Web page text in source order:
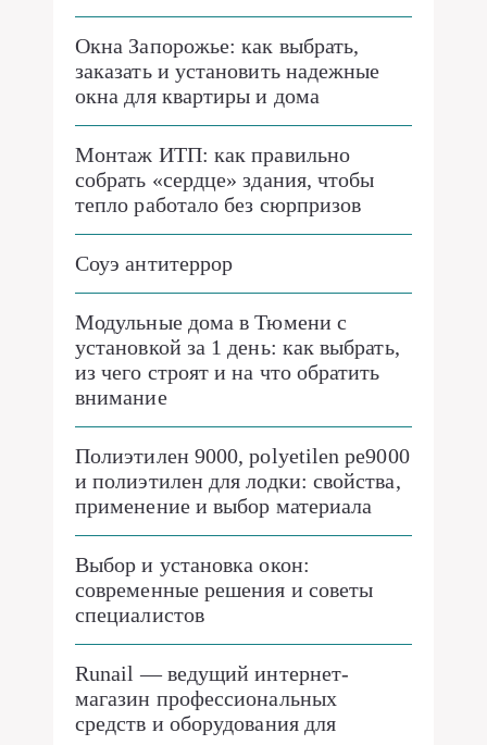
Окна Запорожье: как выбрать,
заказать и установить надежные
окна для квартиры и дома
Монтаж ИТП: как правильно
собрать «сердце» здания, чтобы
тепло работало без сюрпризов
Соуэ антитеррор
Модульные дома в Тюмени с
установкой за 1 день: как выбрать,
из чего строят и на что обратить
внимание
Полиэтилен 9000, polyetilen pe9000
и полиэтилен для лодки: свойства,
применение и выбор материала
Выбор и установка окон:
современные решения и советы
специалистов
Runail — ведущий интернет-
магазин профессиональных
средств и оборудования для